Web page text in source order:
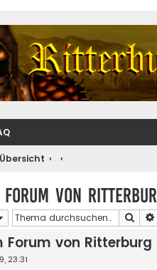
Forum von
Suche
von Ritterburg
23:31